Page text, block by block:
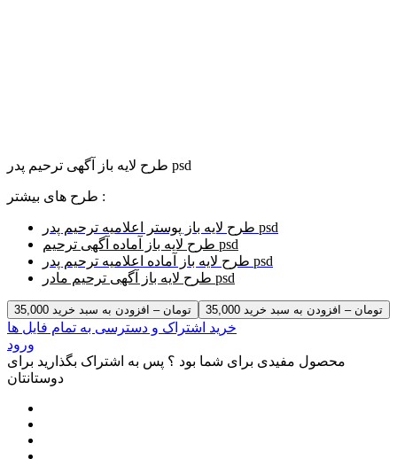
طرح لایه باز آگهی ترحیم پدر psd
طرح های بیشتر :
طرح لایه باز پوستر اعلامیه ترحیم پدر psd
طرح لایه باز آماده آگهی ترحیم psd
طرح لایه باز آماده اعلامیه ترحیم پدر psd
طرح لایه باز آگهی ترحیم مادر psd
35,000 تومان – افزودن به سبد خرید
خرید اشتراک و دسترسی به تمام فایل ها
ورود
محصول مفیدی برای شما بود ؟ پس به اشتراک بگذارید برای
دوستانتان